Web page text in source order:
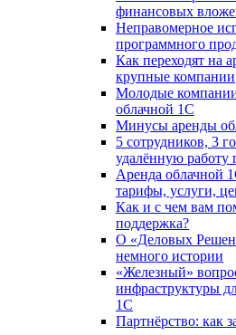
финансовых
Неправомерное
программного
Как переходят на
крупные компании
Молодые
облачной 1С
Минусы аренды
5 сотрудников, 3
удалённую работу
Аренда облачной
тарифы, услуги,
Как и с чем вам
поддержка?
О «Деловых
немного истории
«Железный»
инфраструктуры
1С
Партнёрство: как